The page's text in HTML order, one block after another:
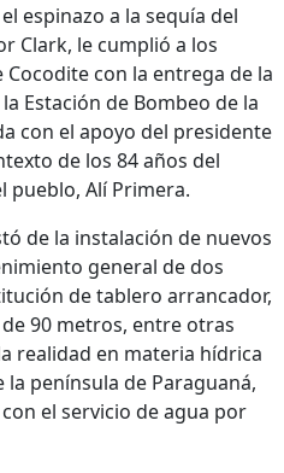
espinazo a la sequía del
Clark, le cumplió a los
Cocodite con la entrega de la
Estación de Bombeo de la
con el apoyo del presidente
de los 84 años del
pueblo, Alí Primera.
de la instalación de nuevos
general de dos
de tablero arrancador,
90 metros, entre otras
realidad en materia hídrica
la península de Paraguaná,
el servicio de agua por